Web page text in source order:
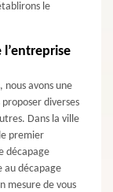
le
nous avons une
diverses
Dans la ville
premier
décapage
au décapage
mesure de vous